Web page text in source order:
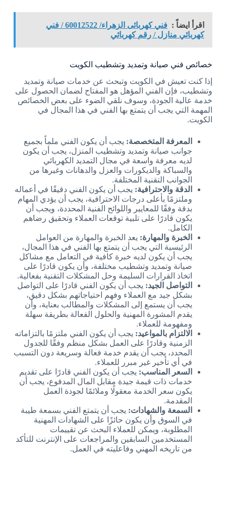
اقرأ ايضاً :
فني كهربائى الزهراء/ 60012522 / فني
كهربائي منازل / رقم كهربائي
خصائص فني صيانة وتمديد وتشطيب الكويت
إذا كنت تعيش في الكويت وتبحث عن خدمات صيانة وتمديد
وتشطيب، فإن الفني المؤهل هو المفتاح لضمان الحصول على
خدمة عالية الجودة، وسوف نلقي الضوء على بعض الخصائص
المهمة التي يجب أن يتمتع بها الفني في هذا المجال في
الكويت.
المعرفة المتخصصة: يجب أن يكون الفني ملماً بجميع
جوانب صيانة وتمديد وتشطيب المنزل، يجب أن يكون
لديه معرفة واسعة في مجال التمديد الكهربائي
والسباكة والديكورات والعزل والدهانات وغيرها من
الجوانب التقنية المختلفة.
الدقة والاحترافية: يجب أن يكون الفني دقيقًا في أعماله
وملتزمًا بأعلى درجات الاحترافية، يجب أن يؤدي المهام
بدقة وفقًا للمعايير واللوائح الفنية المحددة، ويجب أن
يكون قادرًا على تلبية توقعات العملاء وتحقيق رضاهم
الكامل.
الخبرة والمهارة: يعد الخبرة والمهارة من العوامل
الرئيسية التي يجب أن يتمتع بها الفني في هذا المجال،
يجب أن يكون لديه خبرة كافية في التعامل مع مشاكل
صيانة وتمديد وتشطيب مختلفة، وأن يكون قادرًا على
اتخاذ القرارات السليمة وحل المشكلات التقنية بفعالية.
التواصل الجيد: يجب أن يكون الفني قادرًا على التواصل
بشكل جيد مع العملاء وفهم احتياجاتهم بشكل دقيق،
يجب أن يستمع إلى المشكلات والمطالب بعناية، وأن
يقدم المشورة المهنية والحلول الفعالة بطريقة سهلة
ومفهومة للعملاء.
الالتزام بالمواعيد: يجب أن يكون الفني ملتزمًا بالتزاماته
الزمنية وقادرًا على العمل بشكل منظم وفقًا للجدول
المحدد، يجب أن يقدم خدمة فعالة وسريعة دون التسبب
في أي تأخير غير مبرر للعملاء.
السعر المناسب: يجب أن يكون الفني قادرًا على تقديم
خدمات ذات قيمة جيدة مقابل المال المدفوع، يجب أن
يكون سعر الخدمة معقولًا وملائمًا لجودة العمل
المقدمة.
السمعة والشهادات: يجب أن يتمتع الفني بسمعة طيبة
في السوق وأن يكون حائزًا على الشهادات المهنية
المطلوبة، ويمكن للعملاء البحث عن تقييمات
المستخدمين السابقين والمراجعات على الإنترنت للتأكد
من تاريخه المهني وفاعليته في العمل.